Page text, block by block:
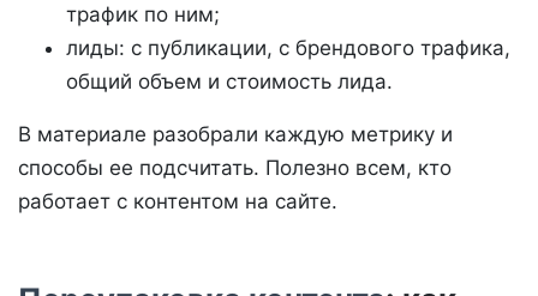
трафик по ним;
лиды: с публикации, с брендового трафика,
общий объем и стоимость лида.
В материале разобрали каждую метрику и
способы ее подсчитать. Полезно всем, кто
работает с контентом на сайте.